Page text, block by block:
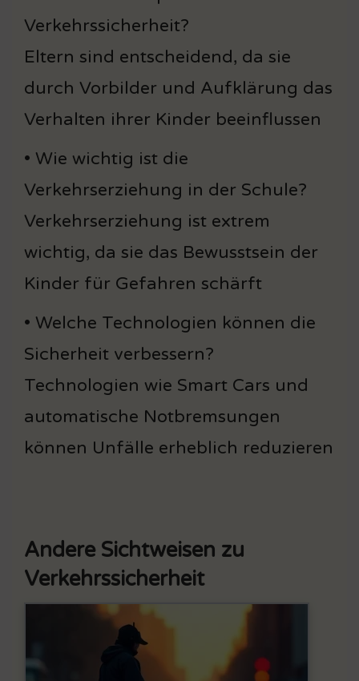
Verkehrssicherheit?
Eltern sind entscheidend, da sie
durch Vorbilder und Aufklärung das
Verhalten ihrer Kinder beeinflussen
• Wie wichtig ist die
Verkehrserziehung in der Schule?
Verkehrserziehung ist extrem
wichtig, da sie das Bewusstsein der
Kinder für Gefahren schärft
• Welche Technologien können die
Sicherheit verbessern?
Technologien wie Smart Cars und
automatische Notbremsungen
können Unfälle erheblich reduzieren
Andere Sichtweisen zu
Verkehrssicherheit